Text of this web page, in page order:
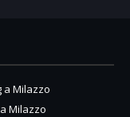
a Milazzo
Milazzo